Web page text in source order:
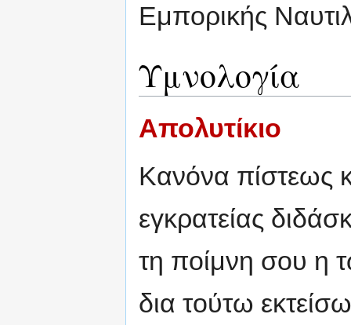
Εμπορικής
Υμνολογία
Απολυτίκιο
Κανόνα πίστεως
εγκρατείας
τη ποίμνη σου η
δια τούτω